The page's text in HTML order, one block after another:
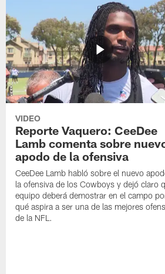
VIDEO
Reporte Vaquero: CeeDee
Lamb comenta sobre
apodo de la ofensiva
CeeDee Lamb habló sobre el nuevo
la ofensiva de los Cowboys y dejó claro
equipo deberá demostrar en el campo
qué aspira a ser una de las mejores
de la NFL.